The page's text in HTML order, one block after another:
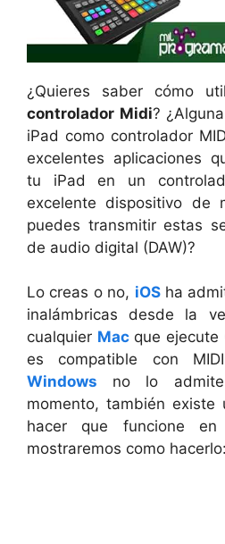
¿Quieres saber cómo
controlador Midi?
iPad como controlador
excelentes aplicaciones
tu iPad en un
excelente dispositivo de
puedes transmitir estas
de audio digital (DAW)?
Lo creas o no, iOSha
inalámbricas desde la
cualquier Macque ejecute
es compatible con
Windows no lo
momento, también existe
hacer que funcione
mostraremos como hacerlo: